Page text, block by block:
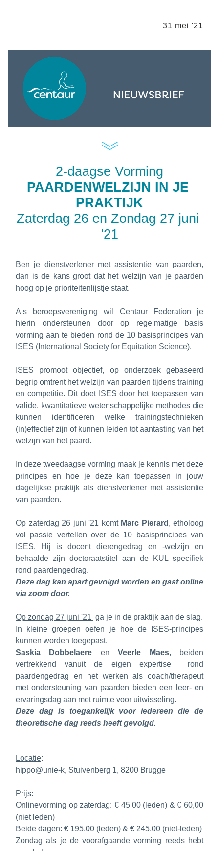
31 mei '21
2-daagse Vorming
PAARDENWELZIJN IN JE
PRAKTIJK
Zaterdag 26 en Zondag 27 juni
'21
Ben je dienstverlener met assistentie van paarden,
dan is de kans groot dat het welzijn van je paarden
hoog op je prioriteitenlijstje staat.
Als beroepsvereniging wil Centaur Federation je
hierin ondersteunen door op regelmatige basis
vorming aan te bieden rond de 10 basisprincipes van
ISES (International Society for Equitation Science).
ISES promoot objectief, op onderzoek gebaseerd
begrip omtrent het welzijn van paarden tijdens training
en competitie. Dit doet ISES door het toepassen van
valide, kwantitatieve wetenschappelijke methodes die
kunnen identificeren welke trainingstechnieken
(in)effectief zijn of kunnen leiden tot aantasting van het
welzijn van het paard.
In deze tweedaagse vorming maak je kennis met deze
principes en hoe je deze kan toepassen in jouw
dagelijkse praktijk als dienstverlener met assistentie
van paarden.
Op zaterdag 26 juni '21 komt Marc Pierard , etholoog
vol passie vertellen over de 10 basisprincipes van
ISES. Hij is docent dierengedrag en -welzijn en
behaalde zijn doctoraatstitel aan de KUL specifiek
rond paardengedrag.
Deze dag kan apart gevolgd worden en gaat online
via zoom door.
Op zondag 27 juni '21 ga je in de praktijk aan de slag.
In kleine groepen oefen je hoe de ISES-principes
kunnen worden toegepast.
Saskia Dobbelaere en Veerle Maes, beiden
vertrekkend vanuit de eigen expertise  rond
paardengedrag en het werken als coach/therapeut
met ondersteuning van paarden bieden een leer- en
ervaringsdag aan met ruimte voor uitwisseling.
Deze dag is toegankelijk voor iedereen die de
theoretische dag reeds heeft gevolgd.
Locatie:
hippo@unie-k, Stuivenberg 1, 8200 Brugge
Prijs:
Onlinevorming op zaterdag: € 45,00 (leden) & € 60,00
(niet leden)
Beide dagen: € 195,00 (leden) & € 245,00 (niet-leden)
Zondag als je de voorafgaande vorming reeds hebt